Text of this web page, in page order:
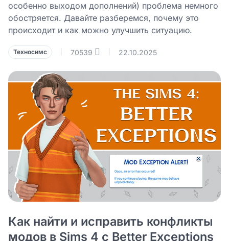
особенно выходом дополнений) проблема немного
обостряется. Давайте разберемся, почему это
происходит и как можно улучшить ситуацию.
Техносимс 70539 22.10.2025
Как найти и исправить конфликты
модов в Sims 4 с Better Exceptions